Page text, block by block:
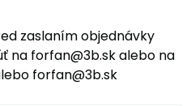
zaslaním objednávky
na forfan@3b.sk alebo na
forfan@3b.sk